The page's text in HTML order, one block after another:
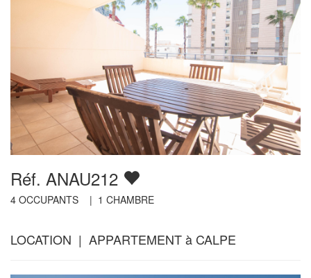
Réf. ANAU212
4 OCCUPANTS | 1 CHAMBRE
LOCATION | APPARTEMENT à CALPE